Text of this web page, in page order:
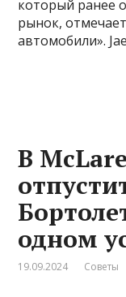
который ранее
рынок,
автомобили».
В
одном
19.09.2024 Советы